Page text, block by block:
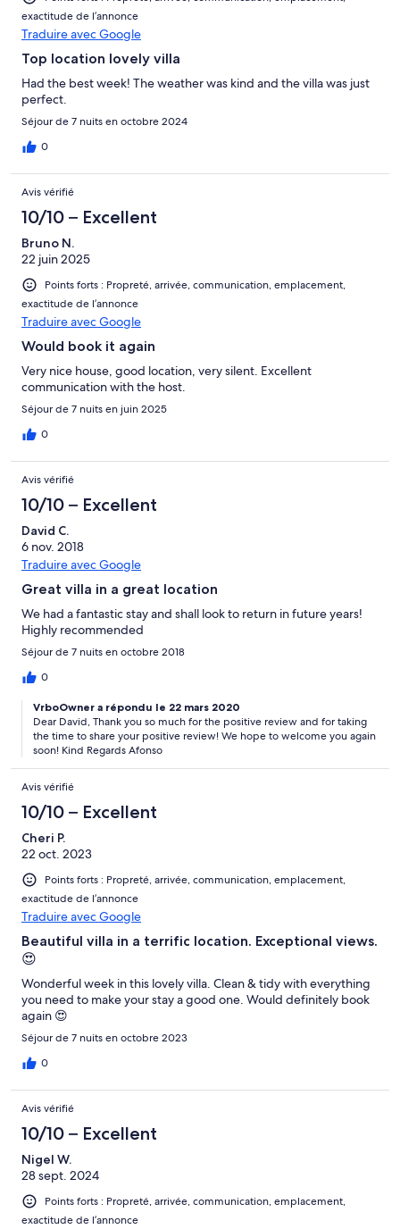
exactitude de l’annonce
Traduire avec Google
Top location lovely villa
Had the best week! The weather was kind and the villa was just
perfect.
Séjour de 7 nuits en octobre 2024
0
Avis vérifié
10/10 – Excellent
Bruno N.
22 juin 2025
Points forts : Propreté, arrivée, communication, emplacement,
exactitude de l’annonce
Traduire avec Google
Would book it again
Very nice house, good location, very silent. Excellent
communication with the host.
Séjour de 7 nuits en juin 2025
0
Avis vérifié
10/10 – Excellent
David C.
6 nov. 2018
Traduire avec Google
Great villa in a great location
We had a fantastic stay and shall look to return in future years!
Highly recommended
Séjour de 7 nuits en octobre 2018
0
VrboOwner a répondu le 22 mars 2020
Dear David, Thank you so much for the positive review and for taking
the time to share your positive review! We hope to welcome you again
soon! Kind Regards Afonso
Avis vérifié
10/10 – Excellent
Cheri P.
22 oct. 2023
Points forts : Propreté, arrivée, communication, emplacement,
exactitude de l’annonce
Traduire avec Google
Beautiful villa in a terrific location. Exceptional views.
😍
Wonderful week in this lovely villa. Clean & tidy with everything
you need to make your stay a good one. Would definitely book
again 😍
Séjour de 7 nuits en octobre 2023
0
Avis vérifié
10/10 – Excellent
Nigel W.
28 sept. 2024
Points forts : Propreté, arrivée, communication, emplacement,
exactitude de l’annonce